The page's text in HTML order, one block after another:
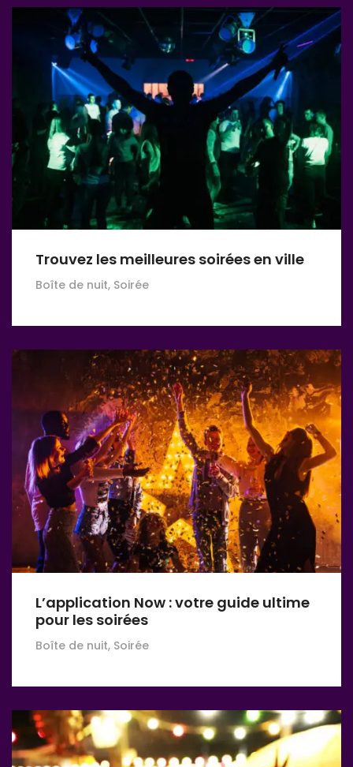
Trouvez les meilleures soirées en ville
Boîte de nuit, Soirée
L’application Now : votre guide ultime
pour les soirées
Boîte de nuit, Soirée